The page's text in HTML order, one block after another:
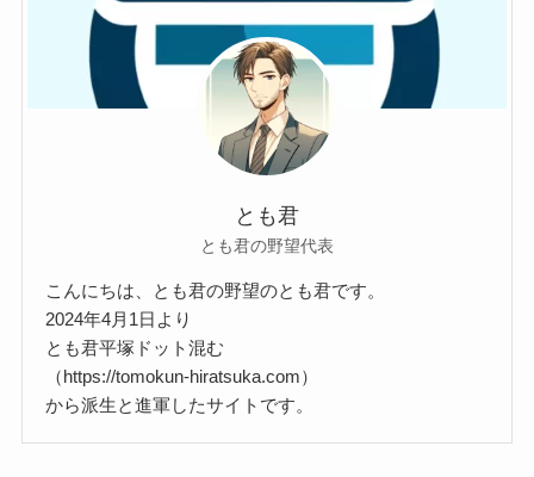
とも君
とも君の野望代表
こんにちは、とも君の野望のとも君です。
2024年4月1日より
とも君平塚ドット混む
（https://tomokun-hiratsuka.com）
から派生と進軍したサイトです。